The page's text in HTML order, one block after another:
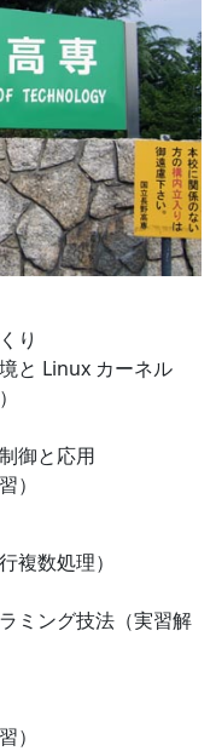
り
と Linux カーネル
御と応用
）
複数処理）
ミング技法（実習解
）